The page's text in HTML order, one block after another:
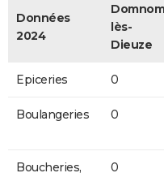
Données
2024
lès-
Dieuze
Epiceries 0
Boulangeries 0
Boucheries, 0